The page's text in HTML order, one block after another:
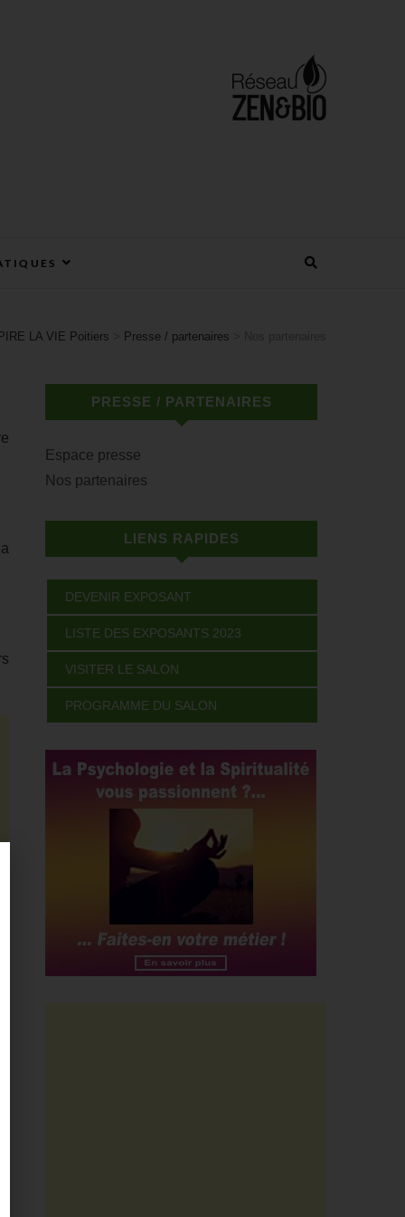
LA VIE Poitiers Presse / partenaires
PRESSE / PARTENAIRES
Espace presse
Nos partenaires
LIENS RAPIDES
DEVENIR EXPOSANT
LISTE DES EXPOSANTS 2023
VISITER LE SALON
PROGRAMME DU SALON